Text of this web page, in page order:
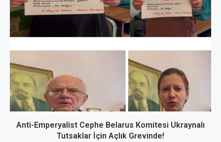
Anti-Emperyalist Cephe Belarus Komitesi Ukraynalı
Tutsaklar İçin Açlık Grevinde!